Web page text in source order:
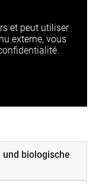
et peut utiliser
externe, vous
biologische